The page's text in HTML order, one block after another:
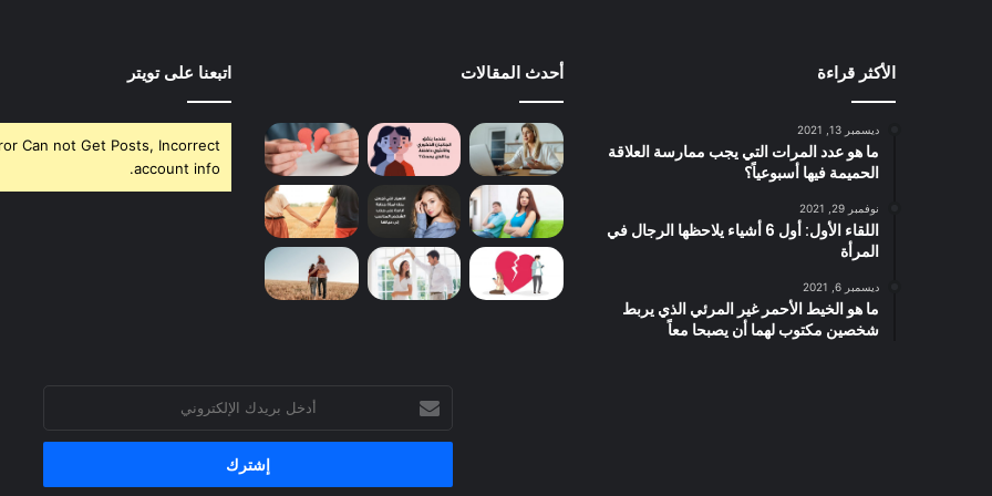
الأكثر قراءة
ديسمبر 13, 2021
ما هو عدد المرات التي يجب ممارسة العلاقة
الحميمة فيها أسبوعياً؟
نوفمبر 29, 2021
اللقاء الأول: أول 6 أشياء يلاحظها الرجال في
المرأة
ديسمبر 6, 2021
ما هو الخيط الأحمر غير المرئي الذي يربط
شخصين مكتوب لهما أن يصبحا معاً
أحدث المقالات اتبعنا على تويتر
Can not Get Posts, Incorrect
account info.
أدخل
بريدك
الإلكتروني